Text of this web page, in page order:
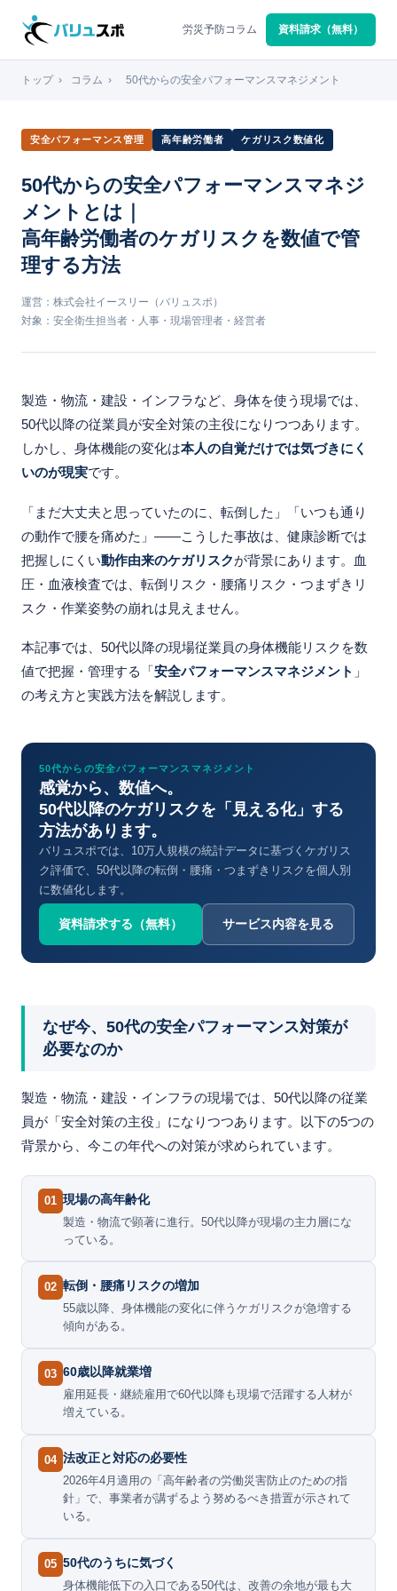
労災予防コラム 資料請求（無料）
トップ › コラム › 50代からの安全パフォーマンスマネジメント
安全パフォーマンス管理 高年齢労働者 ケガリスク数値化
50代からの安全パフォーマンスマネジ
メントとは｜
高年齢労働者のケガリスクを数値で管
理する方法
運営：株式会社イースリー（バリュスポ）
対象：安全衛生担当者・人事・現場管理者・経営者
製造・物流・建設・インフラなど、身体を使う現場では、
50代以降の従業員が安全対策の主役になりつつあります。
しかし、身体機能の変化は本人の自覚だけでは気づきにく
いのが現実です。
「まだ大丈夫と思っていたのに、転倒した」「いつも通り
の動作で腰を痛めた」——こうした事故は、健康診断では
把握しにくい動作由来のケガリスクが背景にあります。血
圧・血液検査では、転倒リスク・腰痛リスク・つまずきリ
スク・作業姿勢の崩れは見えません。
本記事では、50代以降の現場従業員の身体機能リスクを数
値で把握・管理する「安全パフォーマンスマネジメント 」
の考え方と実践方法を解説します。
50代からの安全パフォーマンスマネジメント
感覚から、数値へ。
50代以降のケガリスクを「見える化」する
方法があります。
バリュスポでは、10万人規模の統計データに基づくケガリス
ク評価で、50代以降の転倒・腰痛・つまずきリスクを個人別
に数値化します。
資料請求する（無料） サービス内容を見る
なぜ今、50代の安全パフォーマンス対策が
必要なのか
製造・物流・建設・インフラの現場では、50代以降の従業
員が「安全対策の主役」になりつつあります。以下の5つの
背景から、今この年代への対策が求められています。
01 現場の高年齢化
製造・物流で顕著に進行。50代以降が現場の主力層にな
っている。
02 転倒・腰痛リスクの増加
55歳以降、身体機能の変化に伴うケガリスクが急増する
傾向がある。
03 60歳以降就業増
雇用延長・継続雇用で60代以降も現場で活躍する人材が
増えている。
04 法改正と対応の必要性
2026年4月適用の「高年齢者の労働災害防止のための指
針」で、事業者が講ずるよう努めるべき措置が示されて
いる。
05 50代のうちに気づく
身体機能低下の入口である50代は、改善の余地が最も大